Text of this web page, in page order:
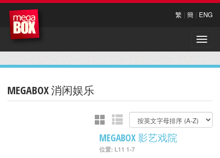
繁 | 簡 | ENG
Toggle
MEGABOX 消闲娱乐
MEGABOX 影艺戏院
位置: L11 1-7